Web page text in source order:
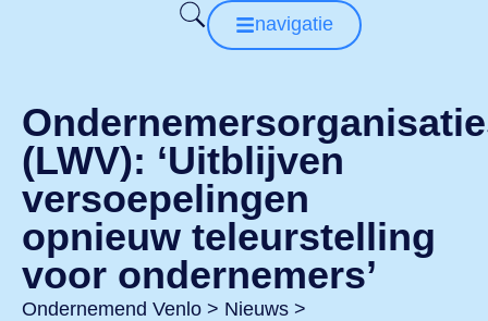
navigatie
(LWV): ‘Uitblijven
versoepelingen
opnieuw teleurstelling
voor ondernemers’
Ondernemend Venlo > Nieuws >